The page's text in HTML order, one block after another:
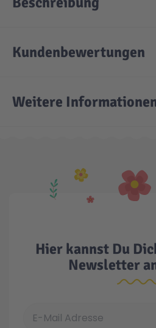
Kundenbewertungen
Weitere
Hier kannst Du
Newsletter